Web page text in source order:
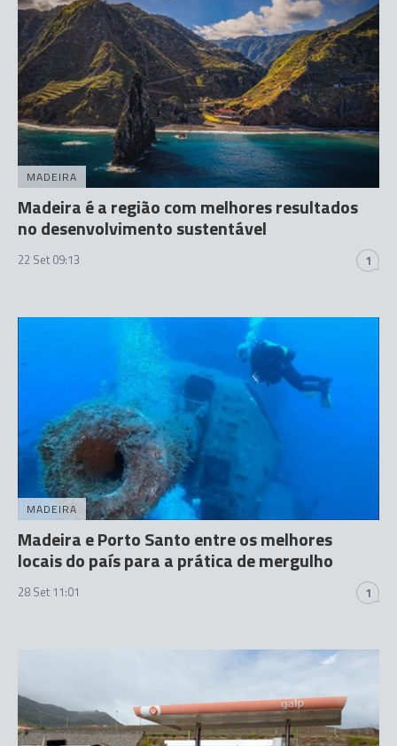
MADEIRA
Madeira é a região com melhores resultados
no desenvolvimento sustentável
22 Set 09:13 1
MADEIRA
Madeira e Porto Santo entre os melhores
locais do país para a prática de mergulho
28 Set 11:01 1